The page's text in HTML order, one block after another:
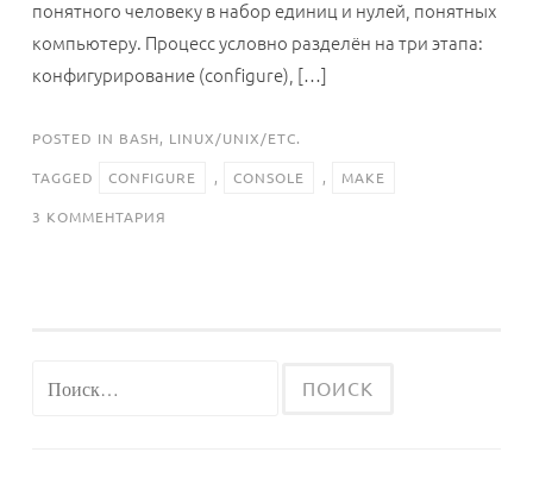
понятного человеку в набор единиц и нулей, понятных
компьютеру. Процесс условно разделён на три этапа:
конфигурирование (configure), […]
POSTED IN BASH, LINUX/UNIX/ETC.
TAGGED CONFIGURE , CONSOLE , MAKE
3 КОММЕНТАРИЯ